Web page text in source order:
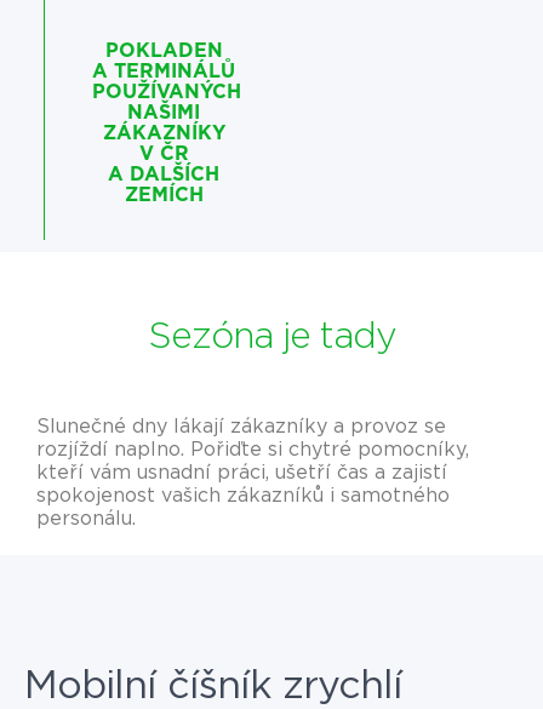
POKLADEN
A TERMINÁLŮ
POUŽÍVANÝCH
NAŠIMI
ZÁKAZNÍKY
V ČR
A DALŠÍCH
ZEMÍCH
Sezóna je tady
Slunečné dny lákají zákazníky a provoz se
rozjíždí naplno. Pořiďte si chytré pomocníky,
kteří vám usnadní práci, ušetří čas a zajistí
spokojenost vašich zákazníků i samotného
personálu.
Mobilní číšník zrychlí